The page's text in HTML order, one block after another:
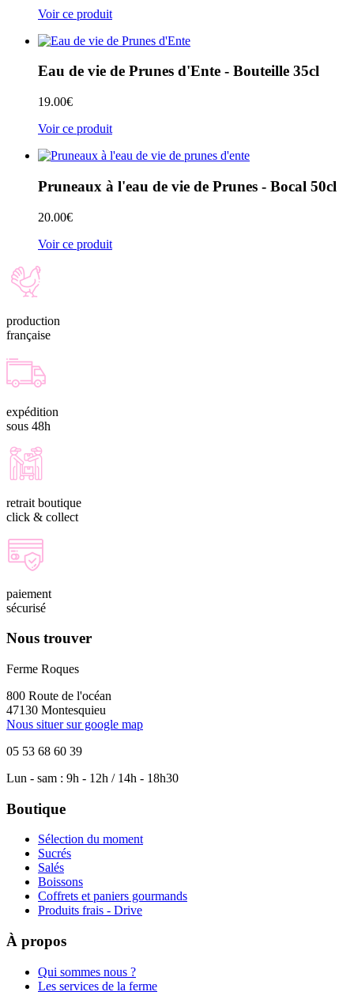
Voir ce produit
Eau de vie de Prunes d'Ente - Bouteille 35cl
19.00€
Voir ce produit
Pruneaux à l'eau de vie de Prunes - Bocal 50cl
20.00€
Voir ce produit
production
française
expédition
sous 48h
retrait boutique
click & collect
paiement
sécurisé
Nous trouver
Ferme Roques
800 Route de l'océan
47130 Montesquieu
Nous situer sur google map
05 53 68 60 39
Lun - sam : 9h - 12h / 14h - 18h30
Boutique
Sélection du moment
Sucrés
Salés
Boissons
Coffrets et paniers gourmands
Produits frais - Drive
À propos
Qui sommes nous ?
Les services de la ferme